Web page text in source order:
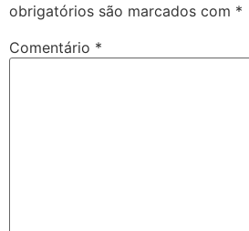
obrigatórios são marcados com *
Comentário *